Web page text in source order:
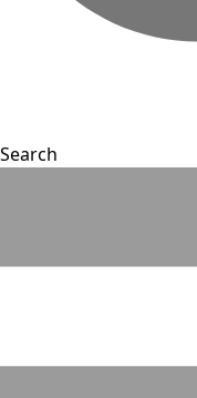
Search